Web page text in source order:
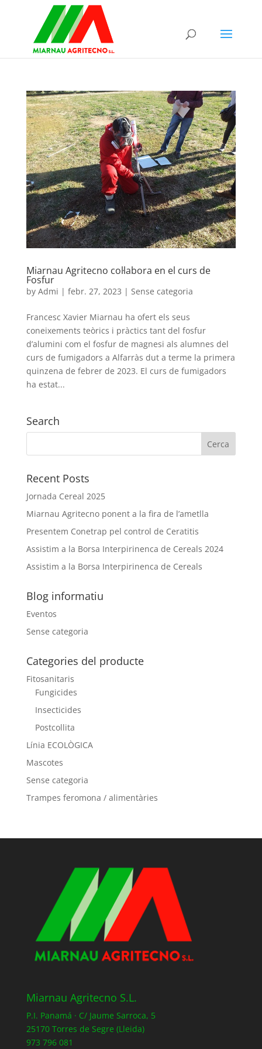
Miarnau Agritecno col·labora en el curs de
Fosfur
by Admi | febr. 27, 2023 | Sense categoria
Francesc Xavier Miarnau ha ofert els seus
coneixements teòrics i pràctics tant del fosfur
d’alumini com el fosfur de magnesi als alumnes del
curs de fumigadors a Alfarràs dut a terme la primera
quinzena de febrer de 2023. El curs de fumigadors
ha estat...
Search
Recent Posts
Jornada Cereal 2025
Miarnau Agritecno ponent a la fira de l’ametlla
Presentem Conetrap pel control de Ceratitis
Assistim a la Borsa Interpirinenca de Cereals 2024
Assistim a la Borsa Interpirinenca de Cereals
Blog informatiu
Eventos
Sense categoria
Categories del producte
Fitosanitaris
Fungicides
Insecticides
Postcollita
Línia ECOLÒGICA
Mascotes
Sense categoria
Trampes feromona / alimentàries
Miarnau Agritecno S.L.
P.I. Panamá · C/ Jaume Sarroca, 5
25170 Torres de Segre (Lleida)
973 796 081